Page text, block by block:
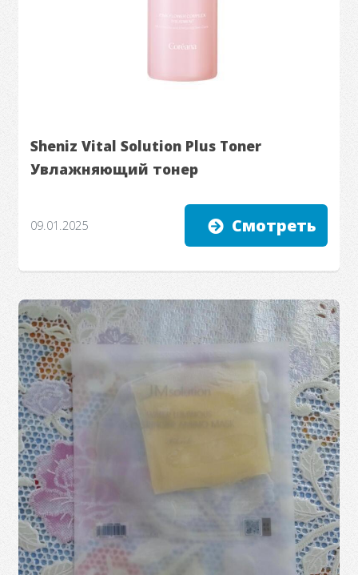
Sheniz Vital Solution Plus Toner
Увлажняющий тонер
09.01.2025 Смотреть